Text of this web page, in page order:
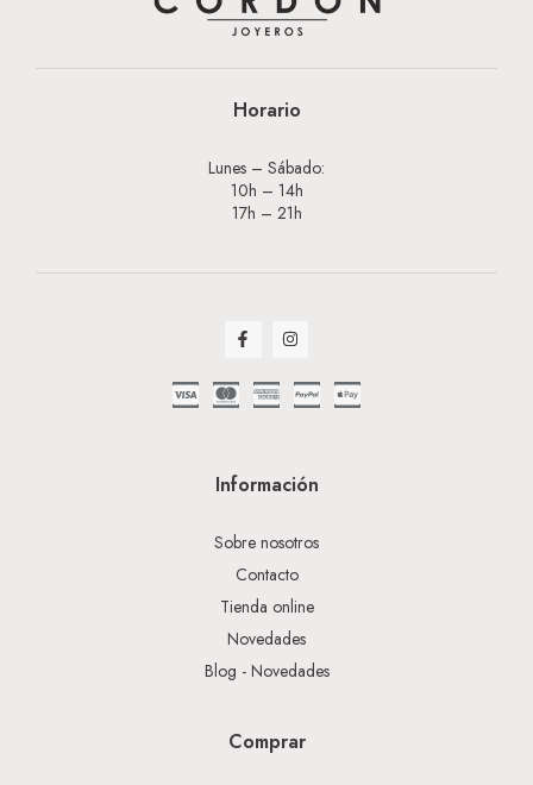
Horario
Lunes – Sábado:
10h – 14h
17h – 21h
Información
Sobre nosotros
Contacto
Tienda online
Novedades
Blog - Novedades
Comprar